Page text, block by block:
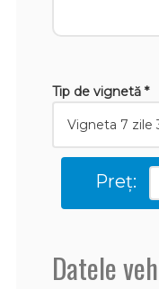
Tip de vignetă *
Preț:
Datele